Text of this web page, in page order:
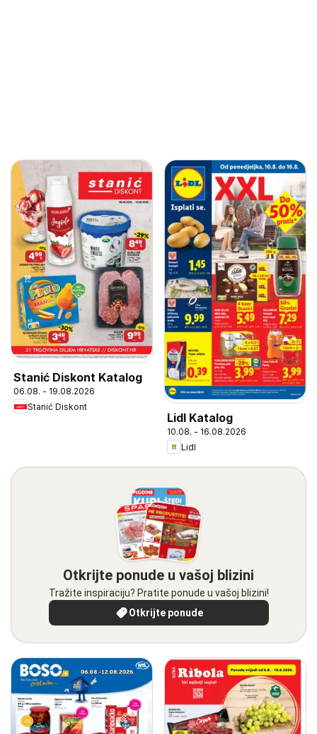
Stanić Diskont Katalog
06.08. - 19.08.2026
Stanić Diskont
Lidl Katalog
10.08. - 16.08.2026
Lidl
Otkrijte ponude u vašoj blizini
Tražite inspiraciju? Pratite ponude u vašoj blizini!
Otkrijte ponude